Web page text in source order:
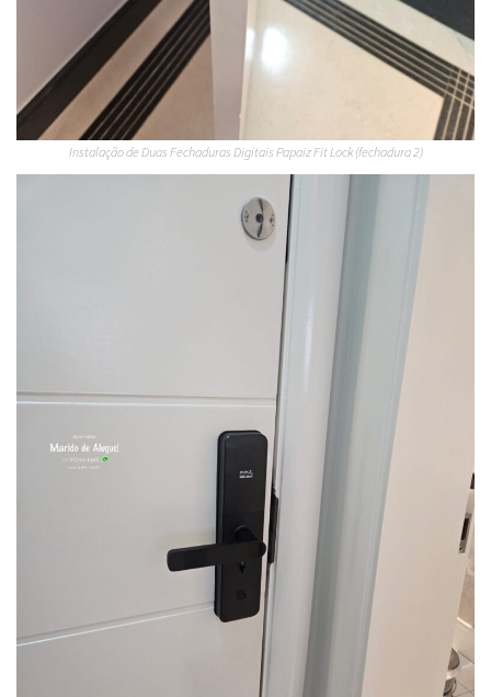
Instalação de Duas Fechaduras Digitais Papaiz Fit Lock (fechadura 2)